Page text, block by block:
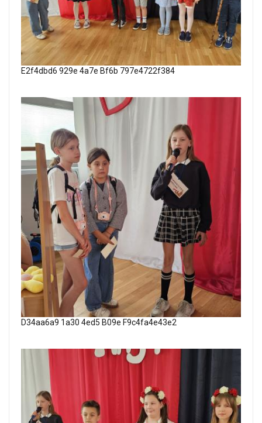
E2f4dbd6 929e 4a7e Bf6b 797e4722f384
D34aa6a9 1a30 4ed5 B09e F9c4fa4e43e2